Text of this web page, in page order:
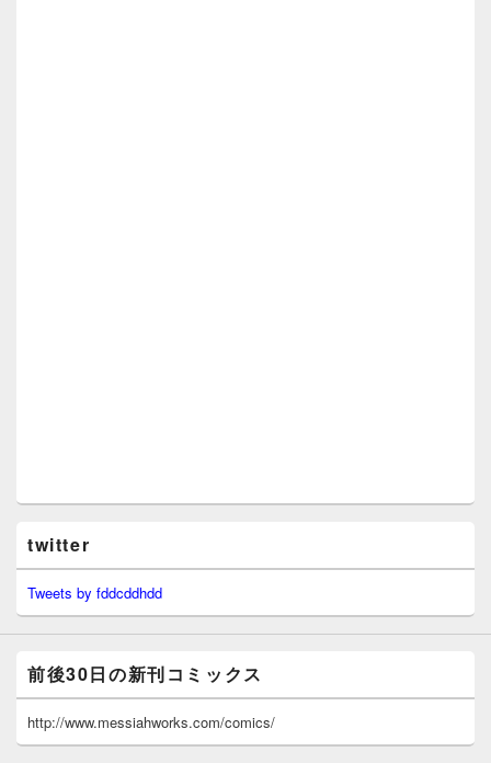
twitter
Tweets by fddcddhdd
前後30日の新刊コミックス
http://www.messiahworks.com/comics/